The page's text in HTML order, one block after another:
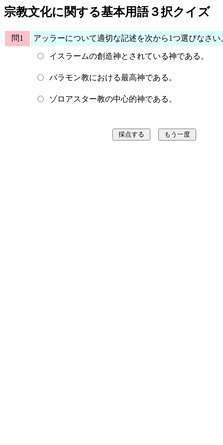
宗教文化に関する基本用語３択クイズ
問1 アッラーについて適切な記述を次から1つ選びなさい
イスラームの創造神とされている神である。
バラモン教における最高神である。
ゾロアスター教の中心的神である。